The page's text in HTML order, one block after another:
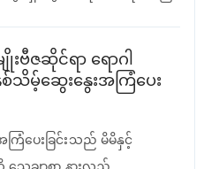
းဗီဇဆိုင်ရာ ရောဂါ
သိမ့်ဆွေးနွေးအကြံပေး
ြံပေးခြင်းသည် မိမိနှင့်
သေချာစွာ နားလည်